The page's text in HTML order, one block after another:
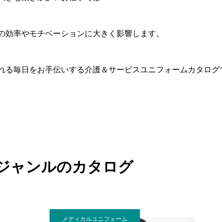
率やモチベーションに大きく影響します。
る毎日をお手伝いする介護＆サービスユニフォームカタログ
ャンルのカタログ
メディカルユニフォーム